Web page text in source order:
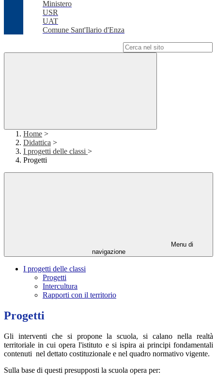
Ministero
USR
UAT
Comune Sant'Ilario d'Enza
Home >
Didattica >
I progetti delle classi >
Progetti
Menu di
navigazione
I progetti delle classi
Progetti
Intercultura
Rapporti con il territorio
Progetti
Gli interventi che si propone la scuola, si calano nella realtà
territoriale in cui opera l'istituto e si ispira ai principi fondamentali
contenuti nel dettato costituzionale e nel quadro normativo vigente.
Sulla base di questi presupposti la scuola opera per: